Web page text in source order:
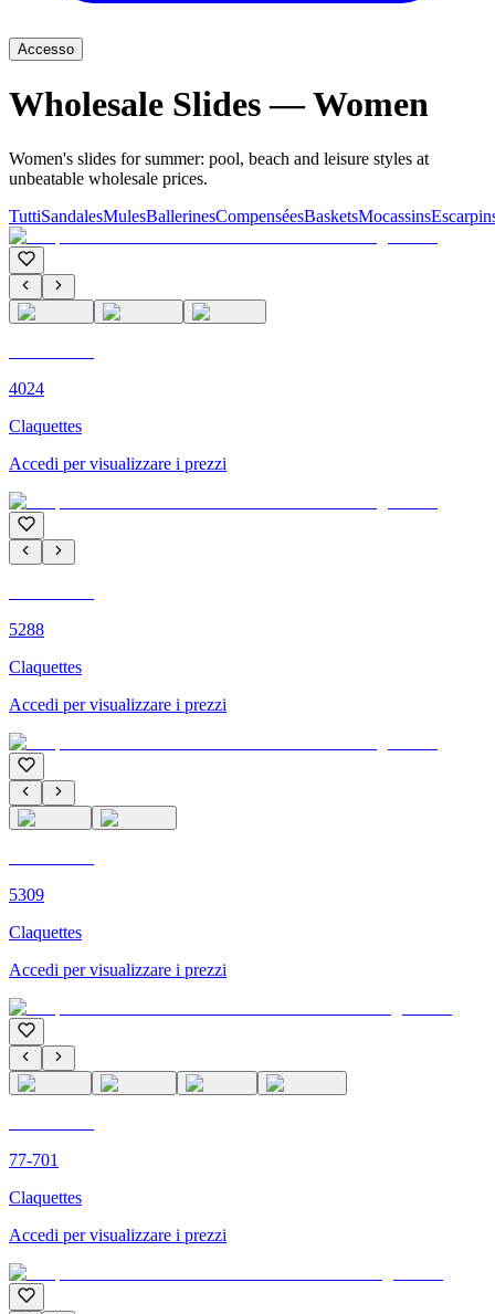
Accesso
Wholesale Slides — Women
Women's slides for summer: pool, beach and leisure styles at
unbeatable wholesale prices.
TuttiSandalesMulesBallerinesCompenséesBasketsMocassins
4024
Claquettes
Accedi per visualizzare i prezzi
5288
Claquettes
Accedi per visualizzare i prezzi
5309
Claquettes
Accedi per visualizzare i prezzi
77-701
Claquettes
Accedi per visualizzare i prezzi